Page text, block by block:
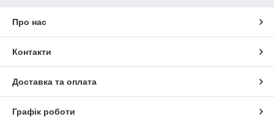
Про нас
Контакти
Доставка та оплата
Графік роботи